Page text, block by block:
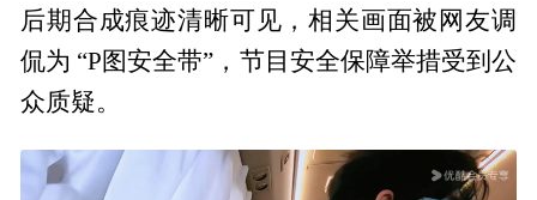
后期合成痕迹清晰可见，相关画面被网友调
侃为 “P图安全带”，节目安全保障举措受到公
众质疑。